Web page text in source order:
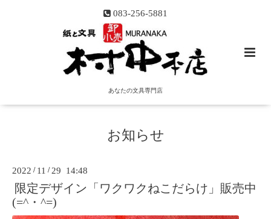
083-256-5881
あなたの文具専門店
お知らせ
2022 / 11 / 29 14:48
限定デザイン「ワクワクねこだらけ」販売中
(=^・^=)